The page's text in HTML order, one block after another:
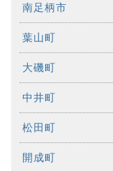
南足柄市
葉山町
大磯町
中井町
松田町
開成町